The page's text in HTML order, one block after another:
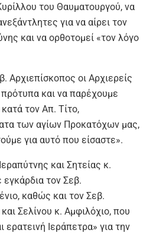
του Θαυματουργού, να
για να αίρει τον
και να ορθοτομεί «τον λόγο
οι Αρχιερείς
και να παρέχουμε
τον Απ. Τίτο,
των αγίων Προκατόχων μας,
για αυτό που είσαστε».
και Σητείας κ.
τον Σεβ.
καθώς και τον Σεβ.
Σελίνου κ. Αμφιλόχιο, που
ερατεινή Ιεράπετρα» για την